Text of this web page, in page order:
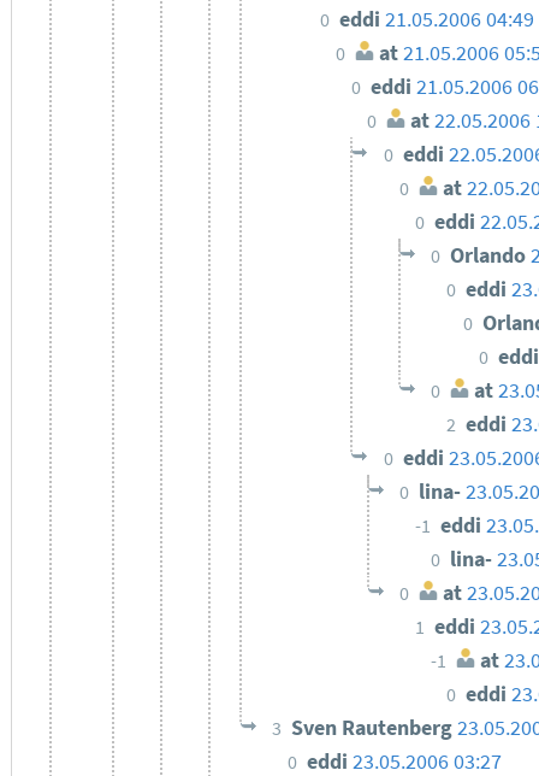
0 eddi 21.05.2006 04:49
0 at21.05.2006
0 eddi21.05.2006
0 at22.05.2006
0 eddi
0 at
0 eddi
0 Orlando
0 eddi
0
0
0 at
2 eddi
0 eddi
0 lina-
-1 eddi
0 lina-
0 at
1 eddi
-1 at
0 eddi
3 Sven Rautenberg
0 eddi23.05.2006 03:27